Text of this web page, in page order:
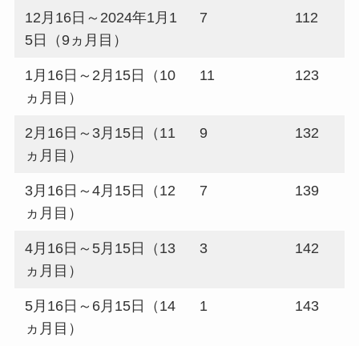
12月16日～2024年1月1
5日（9ヵ月目）
7 112
1月16日～2月15日（10
ヵ月目）
11 123
2月16日～3月15日（11
ヵ月目）
9 132
3月16日～4月15日（12
ヵ月目）
7 139
4月16日～5月15日（13
ヵ月目）
3 142
5月16日～6月15日（14
ヵ月目）
1 143